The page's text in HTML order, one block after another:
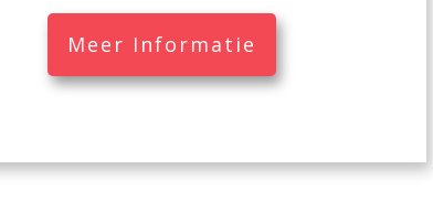
Meer Informatie